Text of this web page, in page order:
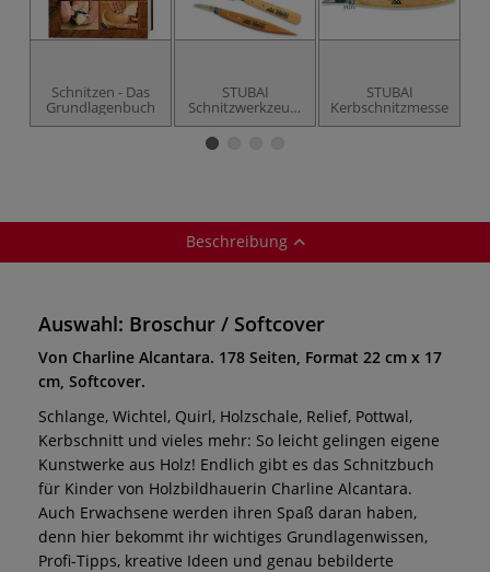
Schnitzen - Das
Grundlagenbuch
STUBAI
Schnitzwerkzeug-
Set, 7-tlg.
STUBAI
Kerbschnitzmesser
Beschreibung
Auswahl: Broschur / Softcover
Von Charline Alcantara. 178 Seiten, Format 22 cm x 17
cm, Softcover.
Schlange, Wichtel, Quirl, Holzschale, Relief, Pottwal,
Kerbschnitt und vieles mehr: So leicht gelingen eigene
Kunstwerke aus Holz! Endlich gibt es das Schnitzbuch
für Kinder von Holzbildhauerin Charline Alcantara.
Auch Erwachsene werden ihren Spaß daran haben,
denn hier bekommt ihr wichtiges Grundlagenwissen,
Profi-Tipps, kreative Ideen und genau bebilderte